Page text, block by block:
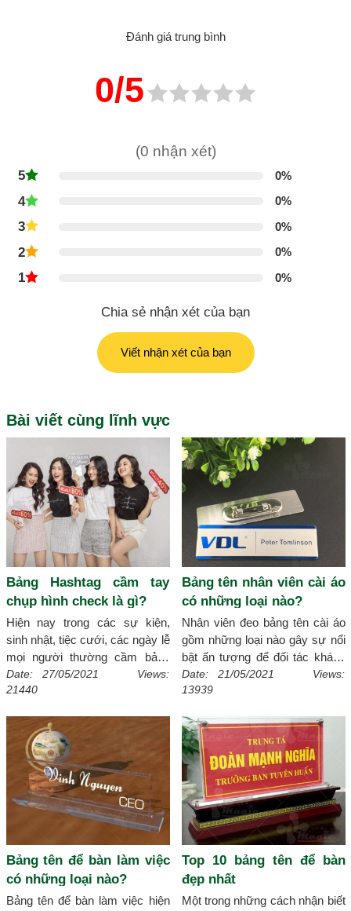
Đánh giá trung bình
0/5
(0 nhận xét)
5 0%
4 0%
3 0%
2 0%
1 0%
Chia sẻ nhận xét của bạn
Viết nhận xét của bạn
Bài viết cùng lĩnh vực
Bảng Hashtag cầm tay
chụp hình check là gì?
Hiện nay trong các sự kiện,
sinh nhật, tiệc cưới, các ngày lễ
mọi người thường cầm bảng
hashtag cầm tay chụp hình.
Vậy bạn đã biết bảng hashtag
ngay sau bài viết này
Date: 27/05/2021 Views:
21440
Bảng tên nhân viên cài áo
có những loại nào?
Nhân viên đeo bảng tên cài áo
gồm những loại nào gây sự nổi
bật ấn tượng để đối tác khách
hàng có thể nhận diện một cách
nhanh chóng, điều này hãy nhờ
Date: 21/05/2021 Views:
13939
Bảng tên để bàn làm việc
có những loại nào?
Bảng tên để bàn làm việc hiện
Top 10 bảng tên để bàn
đẹp nhất
Một trong những cách nhận biết